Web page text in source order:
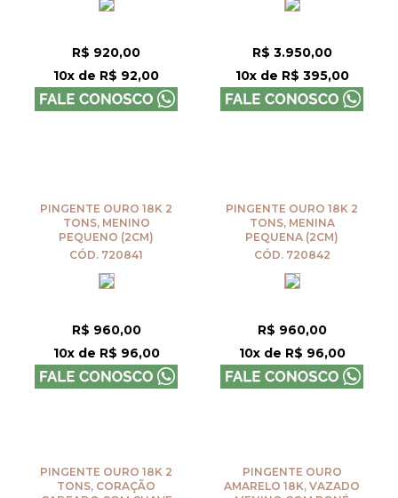
R$ 920,00
10x de R$ 92,00
R$ 3.950,00
10x de R$ 395,00
PINGENTE OURO 18K 2
TONS, MENINO
PEQUENO (2CM)
CÓD. 720841
R$ 960,00
10x de R$ 96,00
PINGENTE OURO 18K 2
TONS, MENINA
PEQUENA (2CM)
CÓD. 720842
R$ 960,00
10x de R$ 96,00
PINGENTE OURO 18K 2
TONS, CORAÇÃO
PINGENTE OURO
AMARELO 18K, VAZADO